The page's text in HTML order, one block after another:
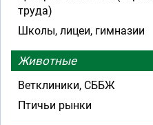
труда)
Школы, лицеи, гимназии
Животные
Ветклиники, СББЖ
Птичьи рынки